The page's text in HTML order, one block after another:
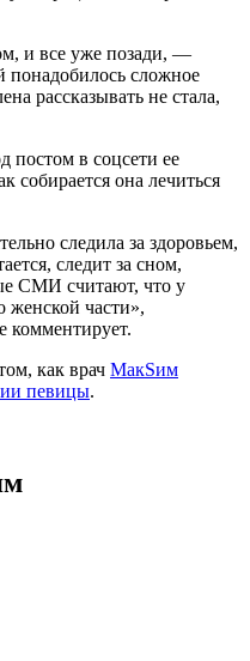
и все уже позади, —
понадобилось сложное
рассказывать не стала,
постом в соцсети ее
собирается она лечиться
следила за здоровьем,
следит за сном,
СМИ считают, что у
части»,
комментирует.
как врач МакSим
певицы.